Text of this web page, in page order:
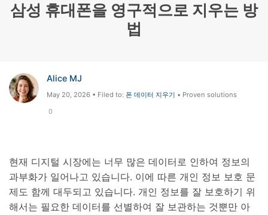
사용 가이드
삼성 휴대폰을 영구적으로 지우는 방
법
Alice MJ
May 20, 2026 • Filed to: 폰 데이터 지우기 • Proven solutions
0
현재 디지털 시장에는 너무 많은 데이터로 인하여 정보의
과부화가 일어나고 있습니다. 이에 따른 개인 정보 보호 문
제도 함께 대두되고 있습니다. 개인 정보를 잘 보호하기 위
해서는 필요한 데이터를 선별하여 잘 보관하는 것뿐만 아